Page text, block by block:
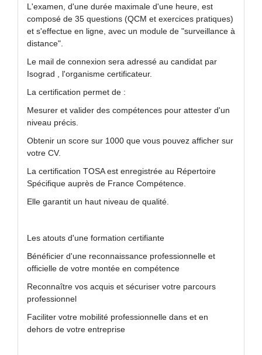
L'examen, d'une durée maximale d'une heure, est
composé de 35 questions (QCM et exercices pratiques)
et s'effectue en ligne, avec un module de "surveillance à
distance".
Le mail de connexion sera adressé au candidat par
Isograd , l'organisme certificateur.
La certification permet de :
Mesurer et valider des compétences pour attester d'un
niveau précis.
Obtenir un score sur 1000 que vous pouvez afficher sur
votre CV.
La certification TOSA est enregistrée au Répertoire
Spécifique auprès de France Compétence.
Elle garantit un haut niveau de qualité.
Les atouts d'une formation certifiante
Bénéficier d'une reconnaissance professionnelle et
officielle de votre montée en compétence
Reconnaître vos acquis et sécuriser votre parcours
professionnel
Faciliter votre mobilité professionnelle dans et en
dehors de votre entreprise